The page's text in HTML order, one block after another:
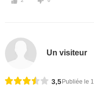
Un visiteur
3,5 Publiée le